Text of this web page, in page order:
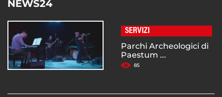
NEWS24
SERVIZI
Parchi Archeologici di
Paestum ...
85